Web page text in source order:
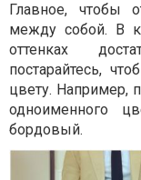
Главное, чтобы
между собой. В
оттенках
постарайтесь,
цвету. Например,
одноименного
бордовый.